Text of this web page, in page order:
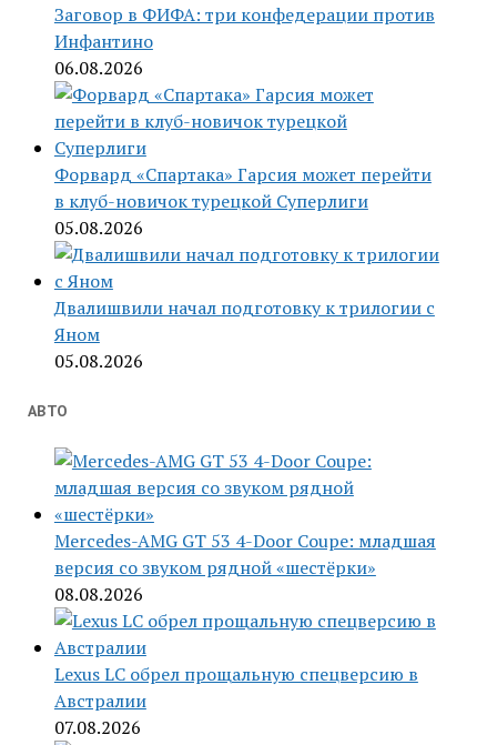
Заговор в ФИФА: три конфедерации против
Инфантино
06.08.2026
Форвард «Спартака» Гарсия может перейти
в клуб-новичок турецкой Суперлиги
05.08.2026
Двалишвили начал подготовку к трилогии с
Яном
05.08.2026
АВТО
Mercedes-AMG GT 53 4-Door Coupe: младшая
версия со звуком рядной «шестёрки»
08.08.2026
Lexus LC обрел прощальную спецверсию в
Австралии
07.08.2026